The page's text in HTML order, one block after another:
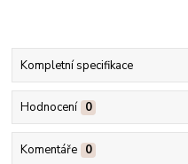
Kompletní specifikace
Hodnocení 0
Komentáře 0